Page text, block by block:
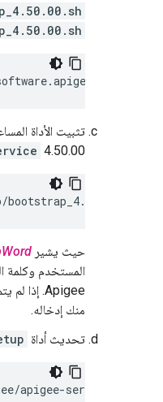
4.50.00
bootstrap_4.50.00.sh
حيث يشير
المستخدم وكلمة
Apigee. إذا لم يتم حذف
منك إدخاله.
تحديث أداة
apigee-service/bin/